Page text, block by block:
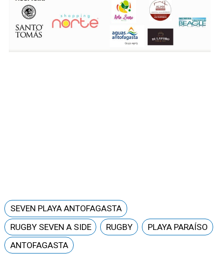
SEVEN PLAYA ANTOFAGASTA
RUGBY SEVEN A SIDE
RUGBY
PLAYA PARAÍSO
ANTOFAGASTA